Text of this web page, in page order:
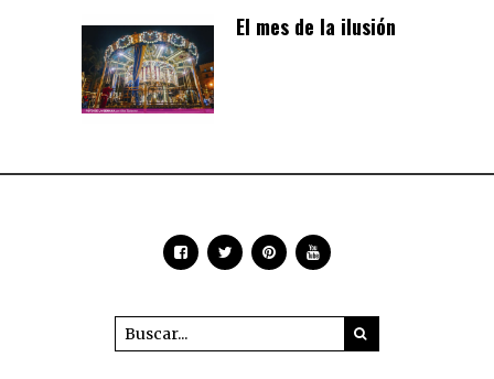
El mes de la ilusión